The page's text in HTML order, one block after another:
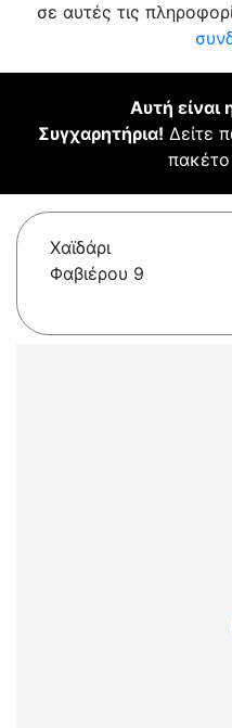
σε αυτές τις
Αυτή είναι
Συγχαρητήρια! Δείτε
Χαϊδάρι
Φαβιέρου 9